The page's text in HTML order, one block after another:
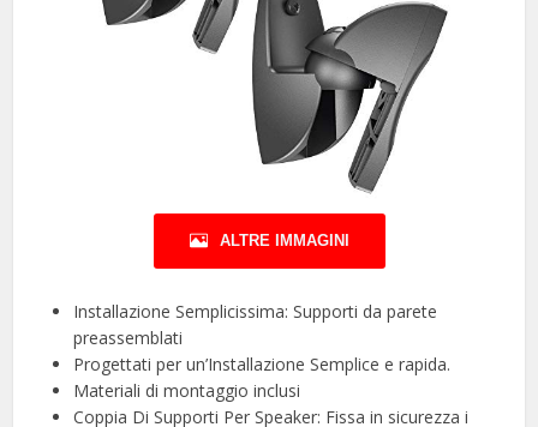
ALTRE IMMAGINI
Installazione Semplicissima: Supporti da parete
preassemblati
Progettati per un’Installazione Semplice e rapida.
Materiali di montaggio inclusi
Coppia Di Supporti Per Speaker: Fissa in sicurezza i